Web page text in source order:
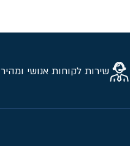
שירות לקוחות אנושי ומהיר